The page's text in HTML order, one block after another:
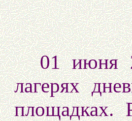
01 июня
лагерях
площадках.